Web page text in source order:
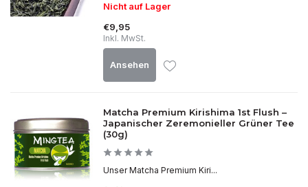
Nicht auf Lager
€9,95
Inkl. MwSt.
Ansehen
Matcha Premium Kirishima 1st Flush –
Japanischer Zeremonieller Grüner Tee
(30g)
Unser Matcha Premium Kiri...